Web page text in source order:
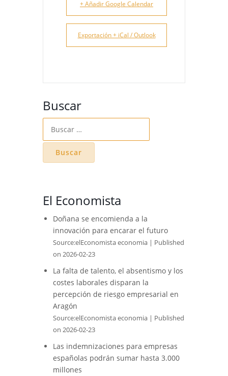
+ Añadir Google Calendar
Exportación + iCal / Outlook
Buscar
El Economista
Doñana se encomienda a la
innovación para encarar el futuro
Source:elEconomista economia
Published
on 2026-02-23
La falta de talento, el absentismo y los
costes laborales disparan la
percepción de riesgo empresarial en
Aragón
Source:elEconomista economia
Published
on 2026-02-23
Las indemnizaciones para empresas
españolas podrán sumar hasta 3.000
millones